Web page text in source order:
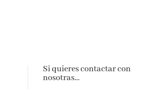
Si quieres contactar con
nosotras…